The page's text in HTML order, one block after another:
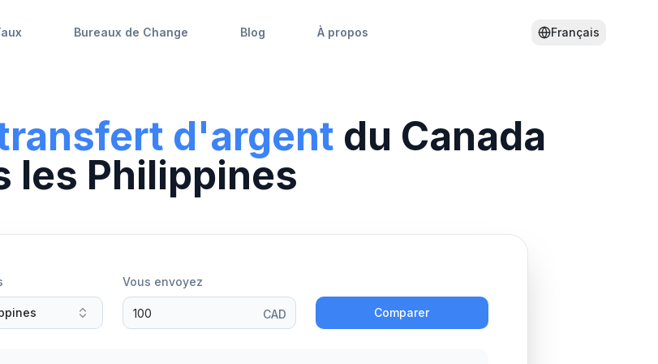
Bureaux de Change Blog À propos Français
d'argent du Canada
les Philippines
Vous envoyez
CAD Comparer